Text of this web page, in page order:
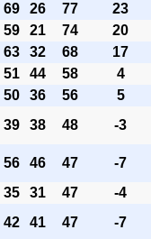
69 26 77
23
59 21 74
20
63 32 68
17
51 44 58
4
50 36 56
5
39 38 48 -3
56 46 47
-7
35 31 47
-4
42 41 47
-7